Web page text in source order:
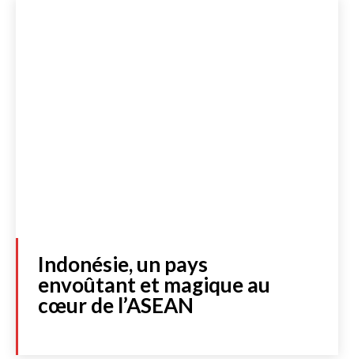
Indonésie, un pays
envoûtant et magique au
cœur de l’ASEAN